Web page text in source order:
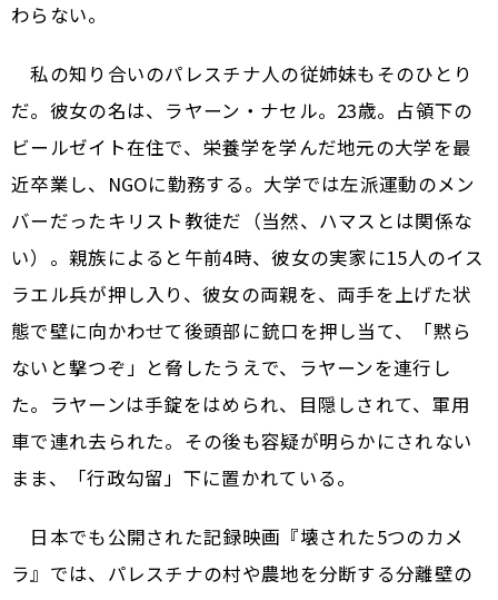
わらない。
私の知り合いのパレスチナ人の従姉妹もそのひとり
だ。彼女の名は、ラヤーン・ナセル。23歳。占領下の
ビールゼイト在住で、栄養学を学んだ地元の大学を最
近卒業し、NGOに勤務する。大学では左派運動のメン
バーだったキリスト教徒だ（当然、ハマスとは関係な
い）。親族によると午前4時、彼女の実家に15人のイス
ラエル兵が押し入り、彼女の両親を、両手を上げた状
態で壁に向かわせて後頭部に銃口を押し当て、「黙ら
ないと撃つぞ」と脅したうえで、ラヤーンを連行し
た。ラヤーンは手錠をはめられ、目隠しされて、軍用
車で連れ去られた。その後も容疑が明らかにされない
まま、「行政勾留」下に置かれている。
日本でも公開された記録映画『壊された5つのカメ
ラ』では、パレスチナの村や農地を分断する分離壁の